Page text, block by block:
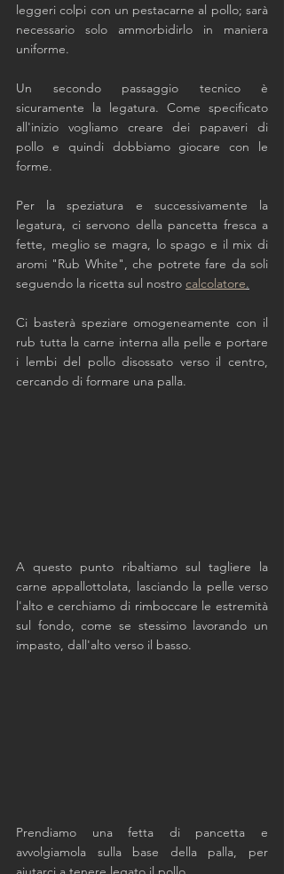
leggeri colpi con un pestacarne al pollo; sarà
necessario solo ammorbidirlo in maniera
uniforme.
Un secondo passaggio tecnico è
sicuramente la legatura. Come specificato
all'inizio vogliamo creare dei papaveri di
pollo e quindi dobbiamo giocare con le
forme.
Per la speziatura e successivamente la
legatura, ci servono della pancetta fresca a
fette, meglio se magra, lo spago e il mix di
aromi "Rub White", che potrete fare da soli
seguendo la ricetta sul nostro calcolatore.
Ci basterà speziare omogeneamente con il
rub tutta la carne interna alla pelle e portare
i lembi del pollo disossato verso il centro,
cercando di formare una palla.
A questo punto ribaltiamo sul tagliere la
carne appallottolata, lasciando la pelle verso
l'alto e cerchiamo di rimboccare le estremità
sul fondo, come se stessimo lavorando un
impasto, dall'alto verso il basso.
Prendiamo una fetta di pancetta e
avvolgiamola sulla base della palla, per